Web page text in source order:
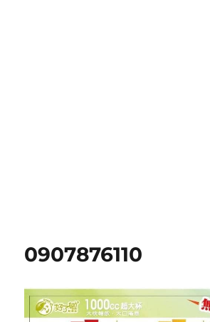
0907876110